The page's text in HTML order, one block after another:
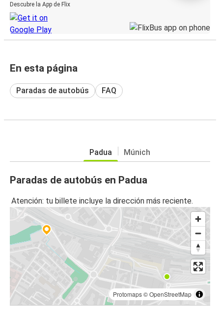
Descubre la App de Flix
En esta página
Paradas de autobús FAQ
Padua Múnich
Paradas de autobús en Padua
Atención: tu billete incluye la dirección más reciente.
Protomaps©OpenStreetMap